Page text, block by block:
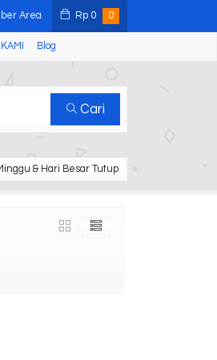
Area Rp 0 0
Blog
Cari
& Hari Besar Tutup